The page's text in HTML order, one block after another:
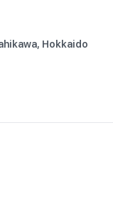
Hokkaido